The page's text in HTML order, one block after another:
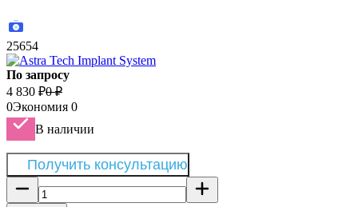
25654
По запросу
4 830 ₽0 ₽
0Экономия 0
В наличии
Получить консультацию